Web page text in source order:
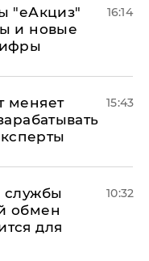
"еАкциз"
и новые
16:14
меняет
15:43
службы
обмен
для
10:32